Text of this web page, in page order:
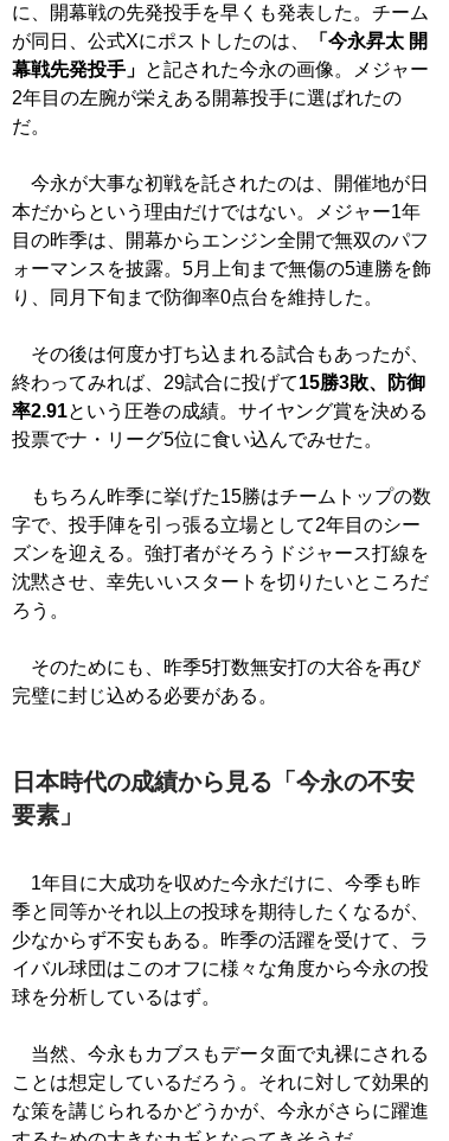
に、開幕戦の先発投手を早くも発表した。チーム
が同日、公式Xにポストしたのは、
「今永昇太 開
幕戦先発投手」 と記された今永の画像。メジャー
2年目の左腕が栄えある開幕投手に選ばれたの
だ。
今永が大事な初戦を託されたのは、開催地が日
本だからという理由だけではない。メジャー1年
目の昨季は、開幕からエンジン全開で無双のパフ
ォーマンスを披露。5月上旬まで無傷の5連勝を飾
り、同月下旬まで防御率0点台を維持した。
その後は何度か打ち込まれる試合もあったが、
終わってみれば、29試合に投げて15勝3敗、防御
率2.91という圧巻の成績。サイヤング賞を決める
投票でナ・リーグ5位に食い込んでみせた。
もちろん昨季に挙げた15勝はチームトップの数
字で、投手陣を引っ張る立場として2年目のシー
ズンを迎える。強打者がそろうドジャース打線を
沈黙させ、幸先いいスタートを切りたいところだ
ろう。
そのためにも、昨季5打数無安打の大谷を再び
完璧に封じ込める必要がある。
日本時代の成績から見る「今永の不安
要素」
1年目に大成功を収めた今永だけに、今季も昨
季と同等かそれ以上の投球を期待したくなるが、
少なからず不安もある。昨季の活躍を受けて、ラ
イバル球団はこのオフに様々な角度から今永の投
球を分析しているはず。
当然、今永もカブスもデータ面で丸裸にされる
ことは想定しているだろう。それに対して効果的
な策を講じられるかどうかが、今永がさらに躍進